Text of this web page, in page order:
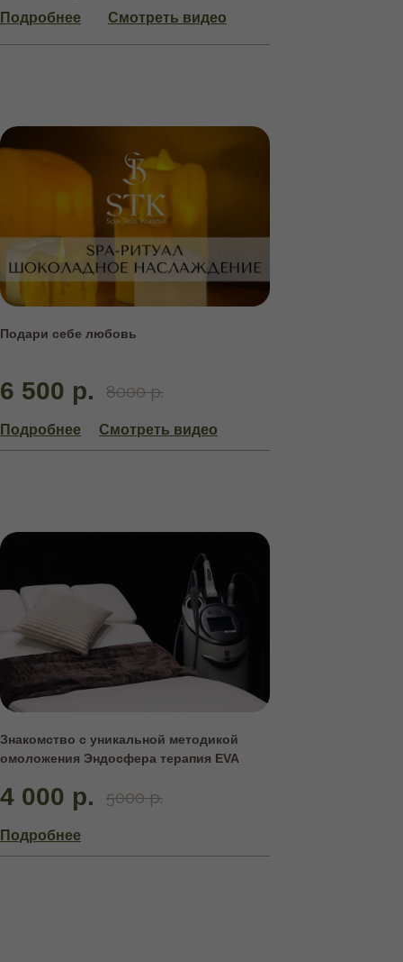
Подробнее Смотреть видео
Подари себе любовь
6 500 р. 8000 р.
Подробнее Смотреть видео
Знакомство с уникальной методикой
омоложения Эндосфера терапия EVA
4 000 р. 5000 р.
Подробнее